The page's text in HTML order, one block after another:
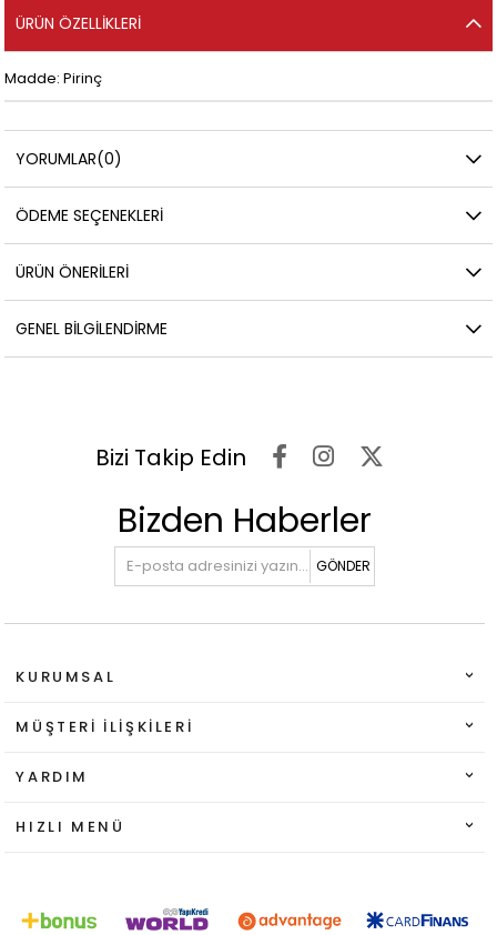
ÜRÜN ÖZELLIKLERI
Madde: Pirinç
YORUMLAR(0)
ÖDEME SEÇENEKLERI
ÜRÜN ÖNERILERI
GENEL BILGILENDIRME
Bizi Takip Edin
Bizden Haberler
GÖNDER
KURUMSAL
MÜŞTERI İLIŞKILERI
YARDIM
HIZLI MENÜ